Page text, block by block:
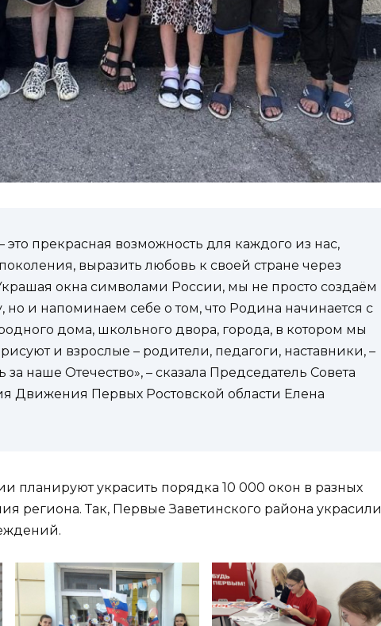
прекрасная возможность для каждого из нас,
выразить любовь к своей стране через
окна символами России, мы не просто создаём
и напоминаем себе о том, что Родина начинается с
дома, школьного двора, города, в котором мы
и взрослые – родители, педагоги, наставники, –
за наше Отечество», – сказала Председатель Совета
Движения Первых Ростовской области Елена
планируют украсить порядка 10 000 окон в разных
региона. Так, Первые Заветинского района украсили